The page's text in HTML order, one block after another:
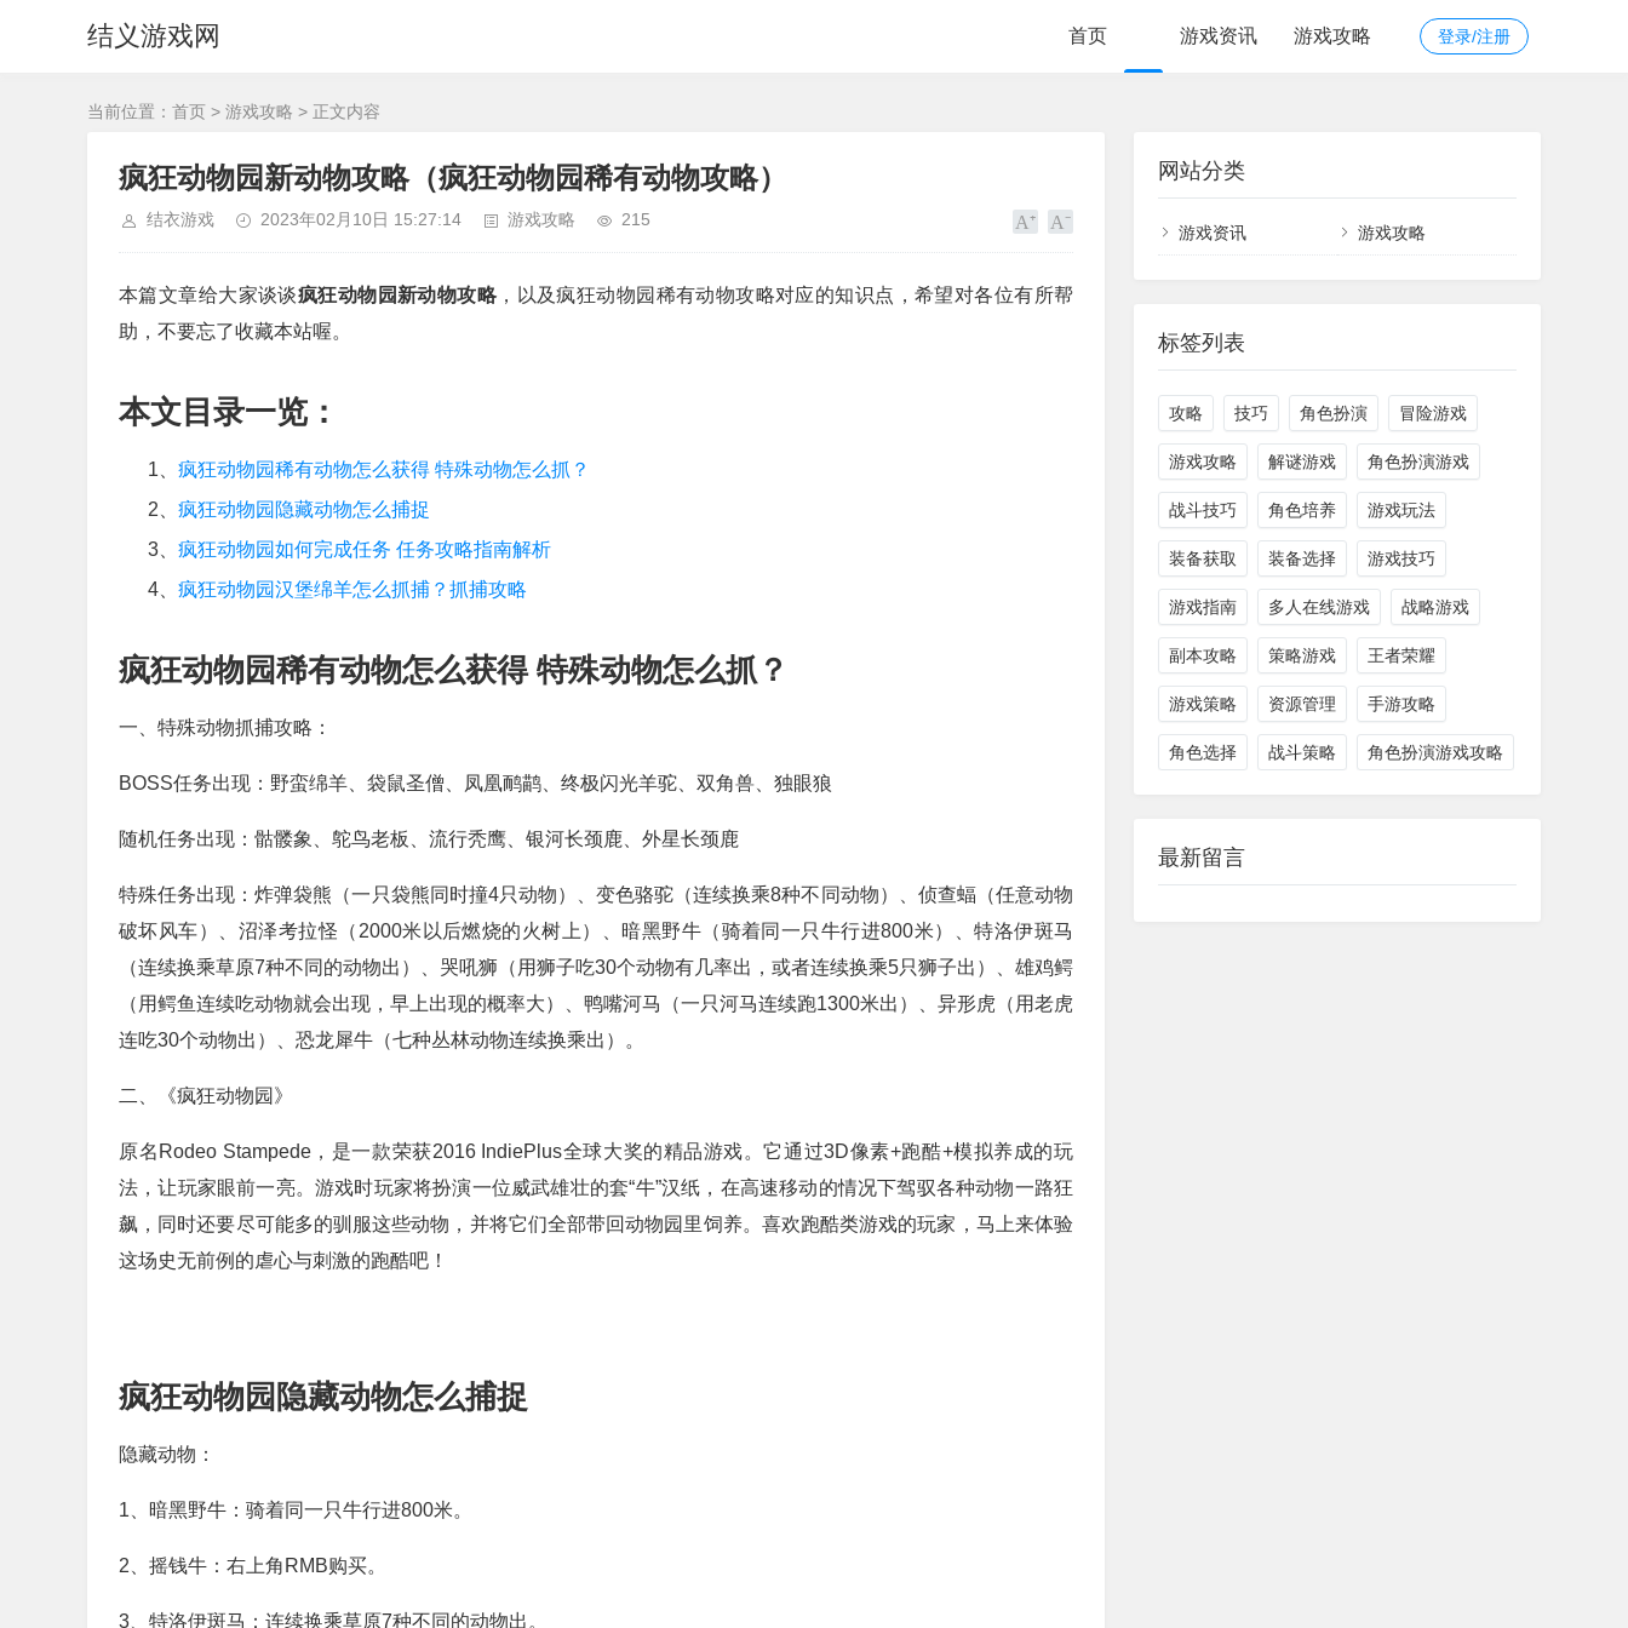
结义游戏网 登录/注册
首页 游戏资讯 游戏攻略
当前位置： 首页 > 游戏攻略 > 正文内容
疯狂动物园新动物攻略（疯狂动物园稀有动物攻略）
结衣游戏 2023年02月10日 15:27:14 游戏攻略 215
本篇文章给大家谈谈疯狂动物园新动物攻略，以及疯狂动物园稀有动物攻略对应的知识点，希望对各位有所帮
助，不要忘了收藏本站喔。
本文目录一览：
1、 疯狂动物园稀有动物怎么获得 特殊动物怎么抓？
2、 疯狂动物园隐藏动物怎么捕捉
3、 疯狂动物园如何完成任务 任务攻略指南解析
4、 疯狂动物园汉堡绵羊怎么抓捕？抓捕攻略
疯狂动物园稀有动物怎么获得 特殊动物怎么抓？
一、特殊动物抓捕攻略：
BOSS任务出现：野蛮绵羊、袋鼠圣僧、凤凰鸸鹋、终极闪光羊驼、双角兽、独眼狼
随机任务出现：骷髅象、鸵鸟老板、流行秃鹰、银河长颈鹿、外星长颈鹿
特殊任务出现：炸弹袋熊（一只袋熊同时撞4只动物）、变色骆驼（连续换乘8种不同动物）、侦查蝠（任意动物
破坏风车）、沼泽考拉怪（2000米以后燃烧的火树上）、暗黑野牛（骑着同一只牛行进800米）、特洛伊斑马
（连续换乘草原7种不同的动物出）、哭吼狮（用狮子吃30个动物有几率出，或者连续换乘5只狮子出）、雄鸡鳄
（用鳄鱼连续吃动物就会出现，早上出现的概率大）、鸭嘴河马（一只河马连续跑1300米出）、异形虎（用老虎
连吃30个动物出）、恐龙犀牛（七种丛林动物连续换乘出）。
二、《疯狂动物园》
原名Rodeo Stampede，是一款荣获2016 IndiePlus全球大奖的精品游戏。它通过3D像素+跑酷+模拟养成的玩
法，让玩家眼前一亮。游戏时玩家将扮演一位威武雄壮的套“牛”汉纸，在高速移动的情况下驾驭各种动物一路狂
飙，同时还要尽可能多的驯服这些动物，并将它们全部带回动物园里饲养。喜欢跑酷类游戏的玩家，马上来体验
这场史无前例的虐心与刺激的跑酷吧！
疯狂动物园隐藏动物怎么捕捉
隐藏动物：
1、暗黑野牛：骑着同一只牛行进800米。
2、摇钱牛：右上角RMB购买。
3、特洛伊斑马：连续换乘草原7种不同的动物出。
网站分类
游戏资讯 游戏攻略
标签列表
攻略 技巧 角色扮演 冒险游戏
游戏攻略 解谜游戏 角色扮演游戏
战斗技巧 角色培养 游戏玩法
装备获取 装备选择 游戏技巧
游戏指南 多人在线游戏 战略游戏
副本攻略 策略游戏 王者荣耀
游戏策略 资源管理 手游攻略
角色选择 战斗策略 角色扮演游戏攻略
最新留言